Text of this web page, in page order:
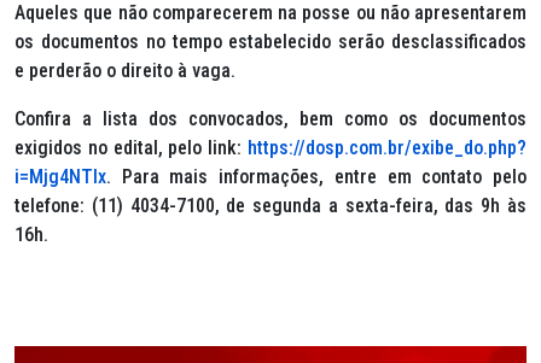
Aqueles que não comparecerem na posse ou não apresentarem
os documentos no tempo estabelecido serão desclassificados
e perderão o direito à vaga.
Confira a lista dos convocados, bem como os documentos
exigidos no edital, pelo link: https://dosp.com.br/exibe_do.php?
i=Mjg4NTIx. Para mais informações, entre em contato pelo
telefone: (11) 4034-7100, de segunda a sexta-feira, das 9h às
16h.